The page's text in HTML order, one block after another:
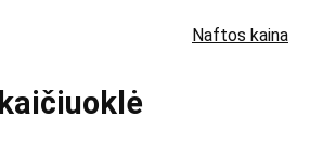
Naftos kaina